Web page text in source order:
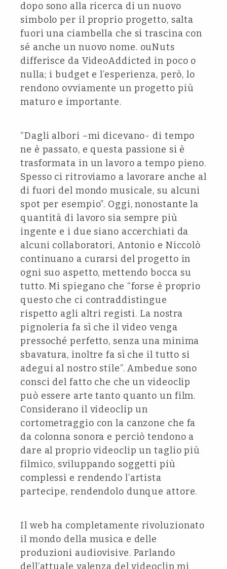
dopo sono alla ricerca di un nuovo
simbolo per il proprio progetto, salta
fuori una ciambella che si trascina con
sé anche un nuovo nome. ouNuts
differisce da VideoAddicted in poco o
nulla; i budget e l’esperienza, però, lo
rendono ovviamente un progetto più
maturo e importante.
“Dagli albori –mi dicevano- di tempo
ne è passato, e questa passione si è
trasformata in un lavoro a tempo pieno.
Spesso ci ritroviamo a lavorare anche al
di fuori del mondo musicale, su alcuni
spot per esempio”. Oggi, nonostante la
quantità di lavoro sia sempre più
ingente e i due siano accerchiati da
alcuni collaboratori, Antonio e Niccolò
continuano a curarsi del progetto in
ogni suo aspetto, mettendo bocca su
tutto. Mi spiegano che “forse è proprio
questo che ci contraddistingue
rispetto agli altri registi. La nostra
pignoleria fa sì che il video venga
pressoché perfetto, senza una minima
sbavatura, inoltre fa sì che il tutto si
adegui al nostro stile”. Ambedue sono
consci del fatto che che un videoclip
può essere arte tanto quanto un film.
Considerano il videoclip un
cortometraggio con la canzone che fa
da colonna sonora e perciò tendono a
dare al proprio videoclip un taglio più
filmico, sviluppando soggetti più
complessi e rendendo l’artista
partecipe, rendendolo dunque attore.
Il web ha completamente rivoluzionato
il mondo della musica e delle
produzioni audiovisive. Parlando
dell’attuale valenza del videoclip mi